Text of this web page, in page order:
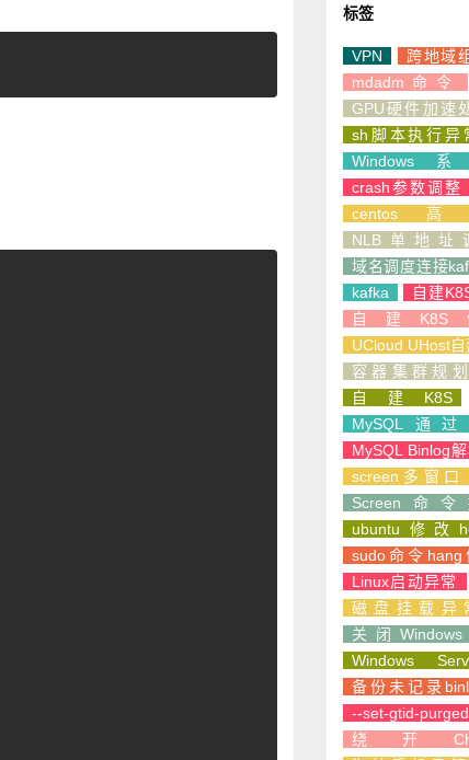
标签
VPN 跨地域
mdadm命令
GPU硬件加速
sh脚本执行异
Windows
crash参数调整
centos
NLB单地址
域名调度连接
kafka
自建
自建
UCloud UHost自
容器集群规划
自建K8S
MySQL通
MySQL Binlog
screen多窗口
Screen命
ubuntu修改
sudo命令hang
Linux启动异常
磁盘挂载异
关闭
Windows
备份未记录
--set-
绕开